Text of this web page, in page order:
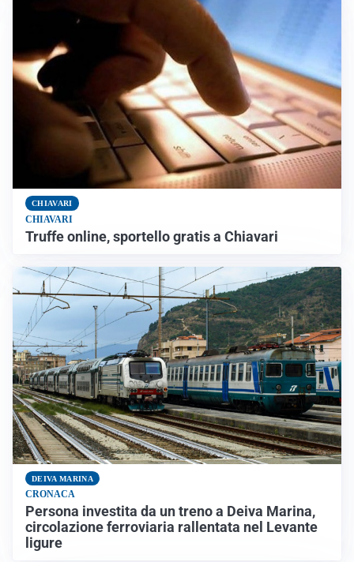
CHIAVARI
CHIAVARI
Truffe online, sportello gratis a Chiavari
DEIVA MARINA
CRONACA
Persona investita da un treno a Deiva Marina,
circolazione ferroviaria rallentata nel Levante
ligure